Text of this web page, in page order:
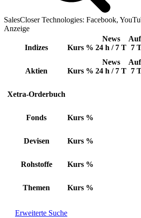
SalesCloser Technologies: Facebook,
Anzeige
Indizes Kurs %
News
24 h / 7 T 7
Aktien Kurs %
News
24 h / 7 T 7
Xetra-Orderbuch
Fonds Kurs %
Devisen Kurs %
Rohstoffe Kurs %
Themen Kurs %
Erweiterte Suche